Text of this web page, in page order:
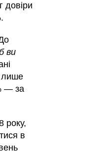
довіри
ви
лише
— за
року,
в